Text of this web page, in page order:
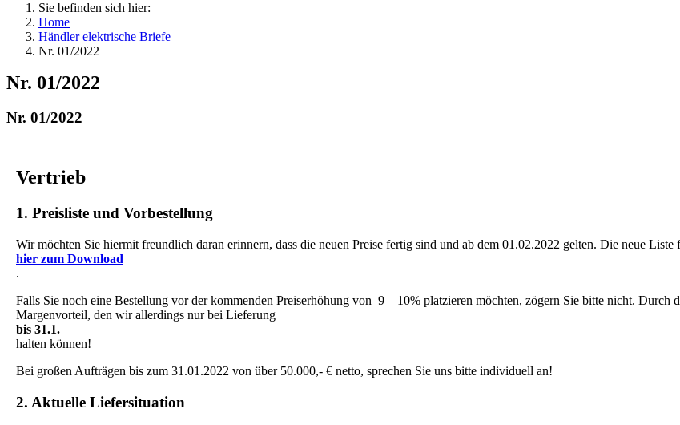
Sie befinden sich hier:
Home
Händler elektrische Briefe
Nr. 01/2022
Nr. 01/2022
Nr. 01/2022
Vertrieb
1. Preisliste und Vorbestellung
Wir möchten Sie hiermit freundlich daran erinnern, dass die neuen Preise fertig sind und ab dem 01.02.2022 gelten. Die neue Liste
hier zum Download
.
Falls Sie noch eine Bestellung vor der kommenden Preiserhöhung von 9 – 10% platzieren möchten, zögern Sie bitte nicht. Durch
Margenvorteil, den wir allerdings nur bei Lieferung
bis 31.1.
halten können!
Bei großen Aufträgen bis zum 31.01.2022 von über 50.000,- € netto, sprechen Sie uns bitte individuell an!
2. Aktuelle Liefersituation